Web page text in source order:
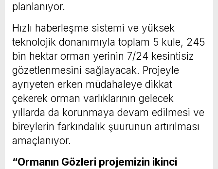
planlanıyor.
Hızlı haberleşme sistemi ve yüksek
teknolojik donanımıyla toplam 5 kule, 245
bin hektar orman yerinin 7/24 kesintisiz
gözetlenmesini sağlayacak. Projeyle
ayrıyeten erken müdahaleye dikkat
çekerek orman varlıklarının gelecek
yıllarda da korunmaya devam edilmesi ve
bireylerin farkındalık şuurunun artırılması
amaçlanıyor.
“Ormanın Gözleri projemizin ikinci